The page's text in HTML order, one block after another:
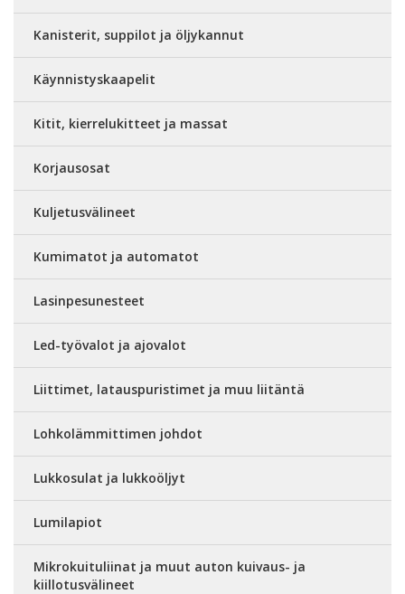
Kanisterit, suppilot ja öljykannut
Käynnistyskaapelit
Kitit, kierrelukitteet ja massat
Korjausosat
Kuljetusvälineet
Kumimatot ja automatot
Lasinpesunesteet
Led-työvalot ja ajovalot
Liittimet, latauspuristimet ja muu liitäntä
Lohkolämmittimen johdot
Lukkosulat ja lukkoöljyt
Lumilapiot
Mikrokuituliinat ja muut auton kuivaus- ja
kiillotusvälineet